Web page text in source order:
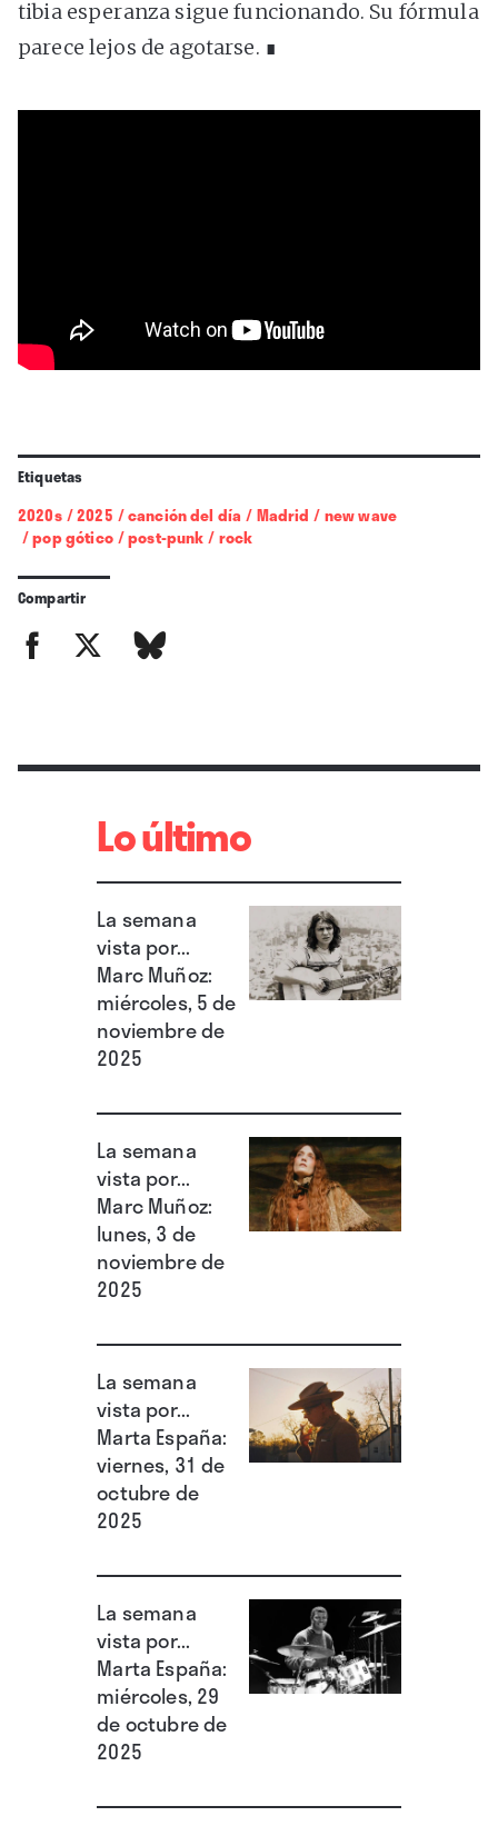
tibia esperanza sigue funcionando. Su fórmula
parece lejos de agotarse. ∎
Etiquetas
2020s /2025 /canción del día /Madrid /new wave
/pop gótico/post-punk /rock
Compartir
Lo último
La semana
vista por...
Marc Muñoz:
miércoles, 5 de
noviembre de
2025
La semana
vista por...
Marc Muñoz:
lunes, 3 de
noviembre de
2025
La semana
vista por...
Marta España:
viernes, 31 de
octubre de
2025
La semana
vista por...
Marta España:
miércoles, 29
de octubre de
2025